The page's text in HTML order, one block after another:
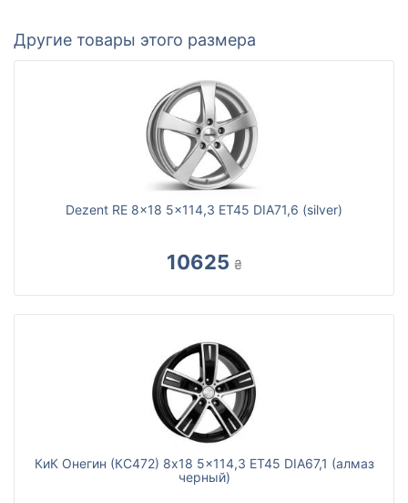
Другие товары этого размера
Dezent RE 8x18 5x114,3 ET45 DIA71,6 (silver)
10625 ₴
КиК Онегин (КС472) 8x18 5x114,3 ET45 DIA67,1 (алмаз
черный)